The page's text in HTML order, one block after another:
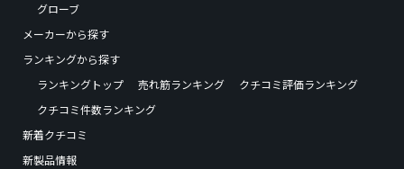
グローブ
メーカーから探す
ランキングから探す
ランキングトップ
売れ筋ランキング
クチコミ評価ランキング
クチコミ件数ランキング
新着クチコミ
新製品情報